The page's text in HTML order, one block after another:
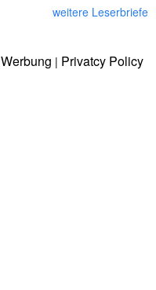
weitere Leserbriefe
Werbung | Privatcy Policy